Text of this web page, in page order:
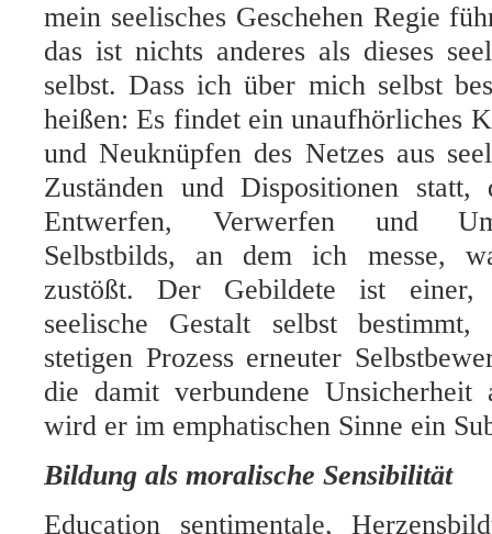
mein seelisches Geschehen Regie
das ist nichts anderes als dieses
selbst. Dass ich über mich selbst
heißen: Es findet ein unaufhörliches
und Neuknüpfen des Netzes aus
Zuständen und Dispositionen
Entwerfen, Verwerfen und
Selbstbilds, an dem ich messe,
zustößt. Der Gebildete ist
seelische Gestalt selbst
stetigen Prozess erneuter
die damit verbundene Unsicherheit
wird er im emphatischen Sinne ein
Bildung als moralische Sensibilität
Education sentimentale,